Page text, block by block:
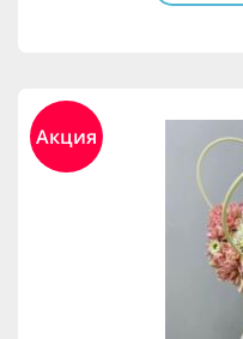
Акция